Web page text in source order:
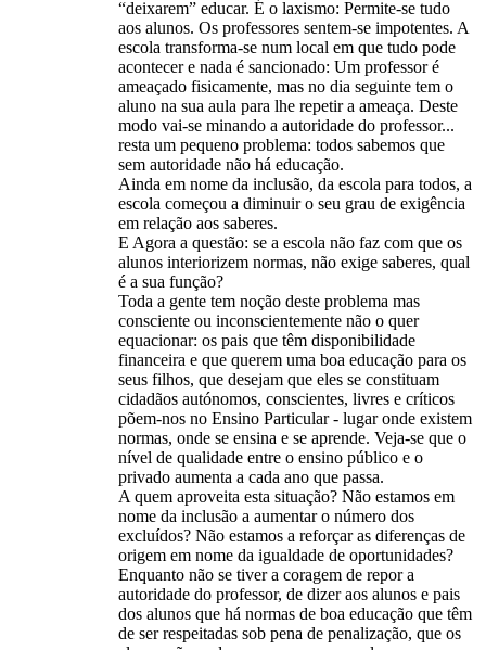
“deixarem” educar. É o laxismo: Permite-se tudo
aos alunos. Os professores sentem-se impotentes. A
escola transforma-se num local em que tudo pode
acontecer e nada é sancionado: Um professor é
ameaçado fisicamente, mas no dia seguinte tem o
aluno na sua aula para lhe repetir a ameaça. Deste
modo vai-se minando a autoridade do professor...
resta um pequeno problema: todos sabemos que
sem autoridade não há educação.
Ainda em nome da inclusão, da escola para todos, a
escola começou a diminuir o seu grau de exigência
em relação aos saberes.
E Agora a questão: se a escola não faz com que os
alunos interiorizem normas, não exige saberes, qual
é a sua função?
Toda a gente tem noção deste problema mas
consciente ou inconscientemente não o quer
equacionar: os pais que têm disponibilidade
financeira e que querem uma boa educação para os
seus filhos, que desejam que eles se constituam
cidadãos autónomos, conscientes, livres e críticos
põem-nos no Ensino Particular - lugar onde existem
normas, onde se ensina e se aprende. Veja-se que o
nível de qualidade entre o ensino público e o
privado aumenta a cada ano que passa.
A quem aproveita esta situação? Não estamos em
nome da inclusão a aumentar o número dos
excluídos? Não estamos a reforçar as diferenças de
origem em nome da igualdade de oportunidades?
Enquanto não se tiver a coragem de repor a
autoridade do professor, de dizer aos alunos e pais
dos alunos que há normas de boa educação que têm
de ser respeitadas sob pena de penalização, que os